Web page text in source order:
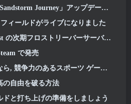
デートにより、レベルキャップが次のように引き上げられます 70
ィールドがライブになりました
バーサーバーのためにプレイヤーが選んだルールを明らかに
で発売
ム, フリースタイルフットボールのクローズドベータテスト 2 進行中です
の自由を破る方法
と打ち上げの準備をしましょう